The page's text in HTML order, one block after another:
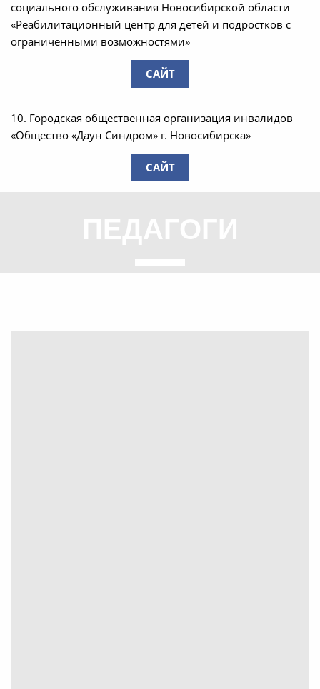
социального обслуживания Новосибирской области
«Реабилитационный центр для детей и подростков с
ограниченными возможностями»
САЙТ
10. Городская общественная организация инвалидов
«Общество «Даун Синдром» г. Новосибирска»
САЙТ
ПЕДАГОГИ